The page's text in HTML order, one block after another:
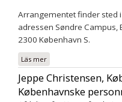
Arrangementet finder sted
adressen Søndre Campus,
2300 København S.
Läs mer
Jeppe Christensen,
Københavnske